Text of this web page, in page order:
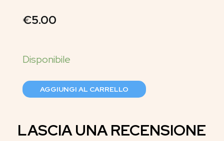
€5.00
AGGIUNGI AL CARRELLO
LASCIA UNA RECENSIONE